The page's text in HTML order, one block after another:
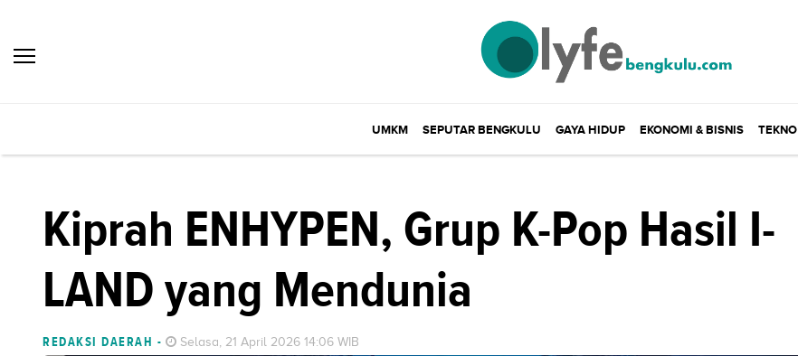
UMKM SEPUTAR BENGKULU GAYA HIDUP EKONOMI & BISNIS TEKNO
Kiprah ENHYPEN, Grup K-Pop Hasil I-
LAND yang Mendunia
REDAKSI DAERAH - Selasa, 21 April 2026 14:06 WIB